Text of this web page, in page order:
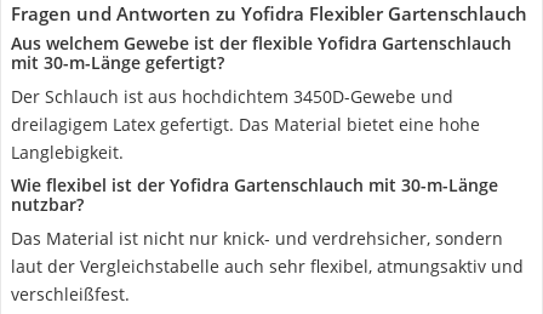
Fragen und Antworten zu Yofidra Flexibler Gartenschlauch
Aus welchem Gewebe ist der flexible Yofidra Gartenschlauch
mit 30-m-Länge gefertigt?
Der Schlauch ist aus hochdichtem 3450D-Gewebe und
dreilagigem Latex gefertigt. Das Material bietet eine hohe
Langlebigkeit.
Wie flexibel ist der Yofidra Gartenschlauch mit 30-m-Länge
nutzbar?
Das Material ist nicht nur knick- und verdrehsicher, sondern
laut der Vergleichstabelle auch sehr flexibel, atmungsaktiv und
verschleißfest.